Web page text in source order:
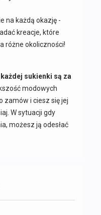
na każdą okazję -
kreacje, które
różne okoliczności!
sukienki są za
modowych
zamów i ciesz się jej
W sytuacji gdy
możesz ją odesłać